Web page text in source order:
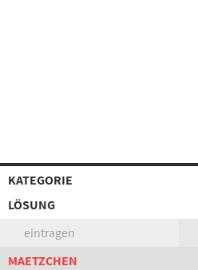
KATEGORIE
LÖSUNG
eintragen
MAETZCHEN